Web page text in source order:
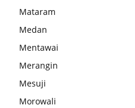
Mataram
Medan
Mentawai
Merangin
Mesuji
Morowali